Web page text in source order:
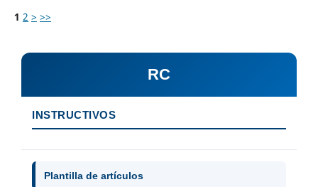
1 2 > >>
RC
INSTRUCTIVOS
Plantilla de artículos